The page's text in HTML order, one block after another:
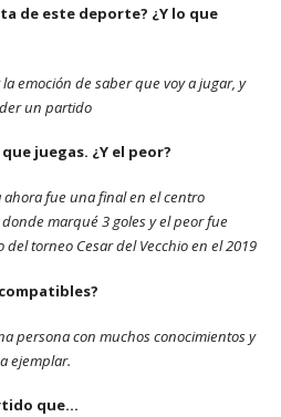
de este deporte? ¿Y lo que
emoción de saber que voy a jugar, y
un partido
juegas. ¿Y el peor?
fue una final en el centro
marqué 3 goles y el peor fue
torneo Cesar del Vecchio en el 2019
persona con muchos conocimientos y
ejemplar.
que…